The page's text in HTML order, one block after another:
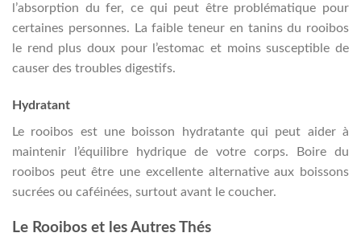
l’absorption du fer, ce qui peut être problématique pour
certaines personnes. La faible teneur en tanins du rooibos
le rend plus doux pour l’estomac et moins susceptible de
causer des troubles digestifs.
Hydratant
Le rooibos est une boisson hydratante qui peut aider à
maintenir l’équilibre hydrique de votre corps. Boire du
rooibos peut être une excellente alternative aux boissons
sucrées ou caféinées, surtout avant le coucher.
Le Rooibos et les Autres Thés